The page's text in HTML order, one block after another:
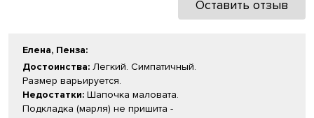
Оставить отзыв
Елена, Пенза:
Достоинства: Легкий. Симпатичный.
Размер варьируется.
Недостатки: Шапочка маловата.
Подкладка (марля) не пришита -